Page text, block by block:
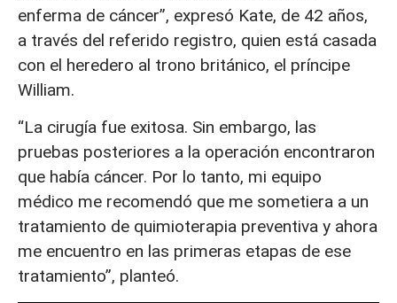
enferma de cáncer”, expresó Kate, de 42 años,
a través del referido registro, quien está casada
con el heredero al trono británico, el príncipe
William.
“La cirugía fue exitosa. Sin embargo, las
pruebas posteriores a la operación encontraron
que había cáncer. Por lo tanto, mi equipo
médico me recomendó que me sometiera a un
tratamiento de quimioterapia preventiva y ahora
me encuentro en las primeras etapas de ese
tratamiento”, planteó.